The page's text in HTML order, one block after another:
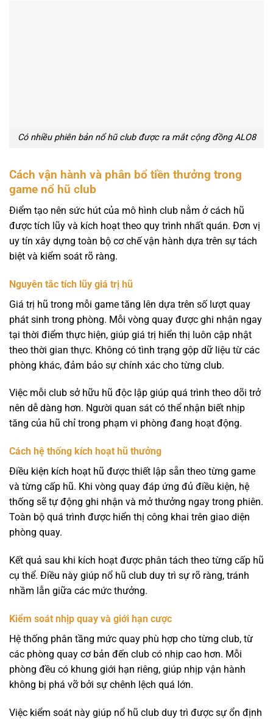
Có nhiều phiên bản nổ hũ club được ra mắt cộng đồng ALO8
Cách vận hành và phân bổ tiền thưởng trong
game nổ hũ club
Điểm tạo nên sức hút của mô hình club nằm ở cách hũ
được tích lũy và kích hoạt theo quy trình nhất quán. Đơn vị
uy tín xây dựng toàn bộ cơ chế vận hành dựa trên sự tách
biệt và kiểm soát rõ ràng.
Nguyên tắc tích lũy giá trị hũ
Giá trị hũ trong mỗi game tăng lên dựa trên số lượt quay
phát sinh trong phòng. Mỗi vòng quay được ghi nhận ngay
tại thời điểm thực hiện, giúp giá trị hiển thị luôn cập nhật
theo thời gian thực. Không có tình trạng gộp dữ liệu từ các
phòng khác, đảm bảo sự chính xác cho từng club.
Việc mỗi club sở hữu hũ độc lập giúp quá trình theo dõi trở
nên dễ dàng hơn. Người quan sát có thể nhận biết nhịp
tăng của hũ chỉ trong phạm vi phòng đang hoạt động.
Cách hệ thống kích hoạt hũ thưởng
Điều kiện kích hoạt hũ được thiết lập sẵn theo từng game
và từng cấp hũ. Khi vòng quay đáp ứng đủ điều kiện, hệ
thống sẽ tự động ghi nhận và mở thưởng ngay trong phiên.
Toàn bộ quá trình được hiển thị công khai trên giao diện
phòng quay.
Kết quả sau khi kích hoạt được phân tách theo từng cấp hũ
cụ thể. Điều này giúp nổ hũ club duy trì sự rõ ràng, tránh
nhầm lẫn giữa các mức thưởng.
Kiểm soát nhịp quay và giới hạn cược
Hệ thống phân tầng mức quay phù hợp cho từng club, từ
các phòng quay cơ bản đến club có nhịp cao hơn. Mỗi
phòng đều có khung giới hạn riêng, giúp nhịp vận hành
không bị phá vỡ bởi sự chênh lệch quá lớn.
Việc kiểm soát này giúp nổ hũ club duy trì được sự ổn định